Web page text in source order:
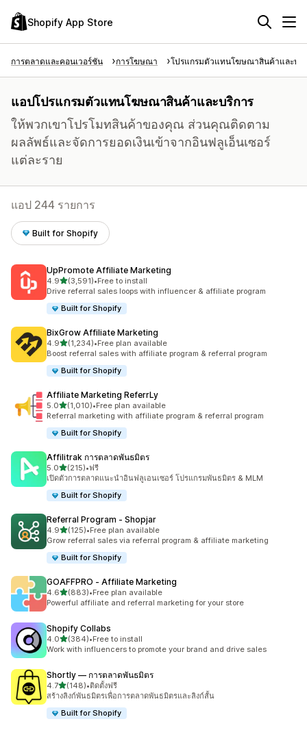
Shopify App Store
การตลาดและคอนเวอร์ชัน การโฆษณา โปรแกรมตัวแทนโฆษณาสินค้าและบริ
แอปโปรแกรมตัวแทนโฆษณาสินค้าและบริการ
ให้พวกเขาโปรโมทสินค้าของคุณ ส่วนคุณติดตาม
ผลลัพธ์และจัดการยอดเงินเข้าจากอินฟลูเอ็นเซอร์
แต่ละราย
แอป 244 รายการ
Built for Shopify
UpPromote Affiliate Marketing
4.9เต็ม 5 ดาว
(3,591)
ทั้งหมด 3591 รีวิว
•Free to install
Drive referral sales loops with influencer & affiliate program
Built for Shopify
BixGrow Affiliate Marketing
4.9เต็ม 5 ดาว
(1,234)
ทั้งหมด 1234 รีวิว
•Free plan available
Boost referral sales with affiliate program & referral program
Built for Shopify
Affiliate Marketing ReferrLy
5.0เต็ม 5 ดาว
(1,010)
ทั้งหมด 1010 รีวิว
•Free plan available
Referral marketing with affiliate program & referral program
Built for Shopify
Affilitrak การตลาดพันธมิตร
5.0เต็ม 5 ดาว
(215)
ทั้งหมด 215 รีวิว
•ฟรี
เปิดตัวการตลาดแนะนำอินฟลูเอนเซอร์ โปรแกรมพันธมิตร & MLM
Built for Shopify
Referral Program ‑ Shopjar
4.9เต็ม 5 ดาว
(125)
ทั้งหมด 125 รีวิว
•Free plan available
Grow referral sales via referral program & affiliate marketing
Built for Shopify
GOAFFPRO ‑ Affiliate Marketing
4.6เต็ม 5 ดาว
(883)
ทั้งหมด 883 รีวิว
•Free plan available
Powerful affiliate and referral marketing for your store
Shopify Collabs
4.0เต็ม 5 ดาว
(384)
ทั้งหมด 384 รีวิว
•Free to install
Work with influencers to promote your brand and drive sales
Shortly — การตลาดพันธมิตร
4.7เต็ม 5 ดาว
(148)
ทั้งหมด 148 รีวิว
•ติดตั้งฟรี
สร้างลิงก์พันธมิตรเพื่อการตลาดพันธมิตรและลิงก์สั้น
Built for Shopify